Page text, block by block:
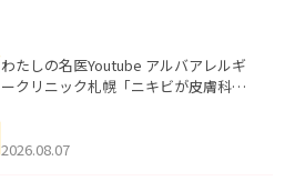
わたしの名医Youtube アルバアレルギ
ークリニック札幌「ニキビが皮膚科で
ました。
2026.08.07